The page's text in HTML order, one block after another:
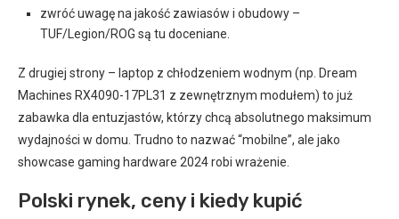
zwróć uwagę na jakość zawiasów i obudowy –
TUF/Legion/ROG są tu doceniane.
Z drugiej strony – laptop z chłodzeniem wodnym (np. Dream
Machines RX4090-17PL31 z zewnętrznym modułem) to już
zabawka dla entuzjastów, którzy chcą absolutnego maksimum
wydajności w domu. Trudno to nazwać “mobilne”, ale jako
showcase gaming hardware 2024 robi wrażenie.
Polski rynek, ceny i kiedy kupić